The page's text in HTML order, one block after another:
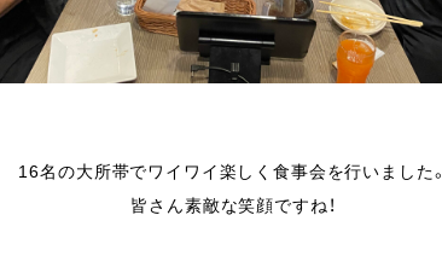
16名の大所帯でワイワイ楽しく食事会を行いました。
皆さん素敵な笑顔ですね！